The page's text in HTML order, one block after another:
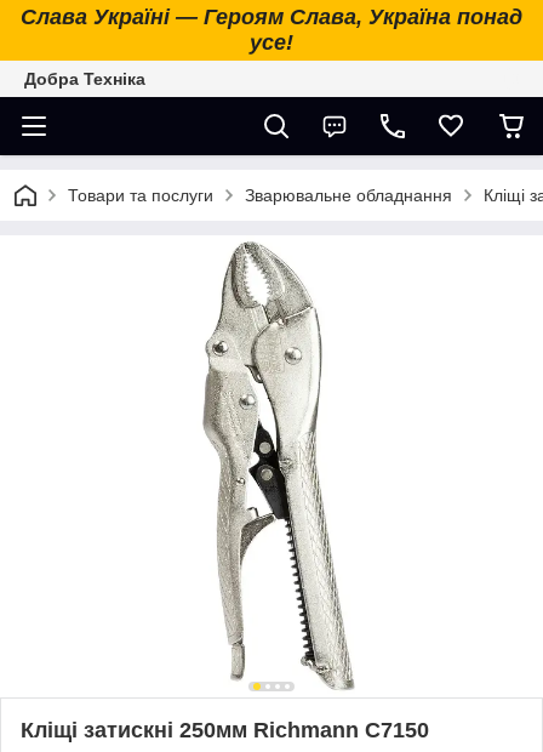
Слава Україні — Героям Слава, Україна понад
усе!
Добра Техніка
Товари та послуги Зварювальне обладнання Кліщі
Кліщі затискні 250мм Richmann C7150